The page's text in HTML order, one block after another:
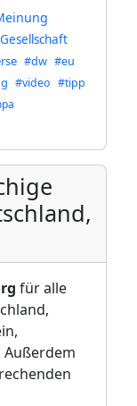
#dw #eu
#video #tipp
für alle
Außerdem